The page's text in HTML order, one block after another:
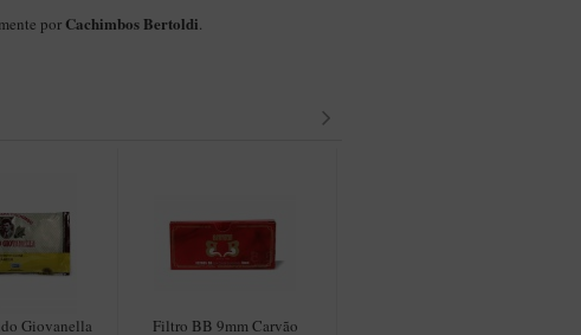
por Cachimbos Bertoldi.
Giovanella
Filtro BB 9mm Carvão